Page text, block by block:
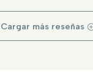
Cargar más reseñas